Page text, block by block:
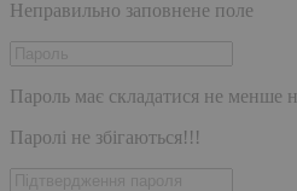
Неправильно заповнене поле
Пароль має складатися не менше
Паролі не збігаються!!!